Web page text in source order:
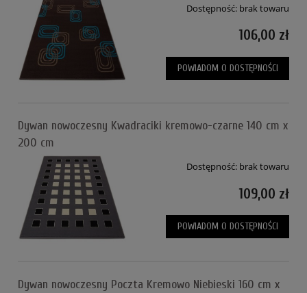
Dostępność: brak towaru
106,00 zł
POWIADOM O DOSTĘPNOŚCI
Dywan nowoczesny Kwadraciki kremowo-czarne 140 cm x
200 cm
Dostępność: brak towaru
109,00 zł
POWIADOM O DOSTĘPNOŚCI
Dywan nowoczesny Poczta Kremowo Niebieski 160 cm x